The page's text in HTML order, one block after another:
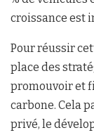
croissance est
Pour réussir
place des
promouvoir et
carbone. Cela
privé, le